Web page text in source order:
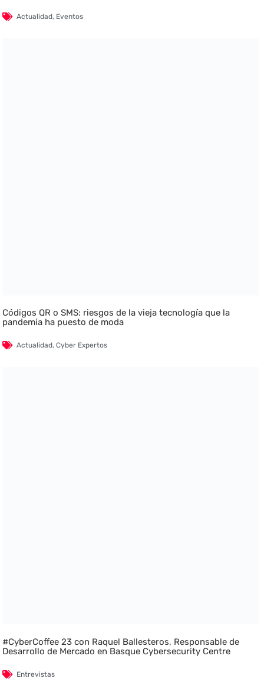
Actualidad, Eventos
Códigos QR o SMS: riesgos de la vieja tecnología que la
pandemia ha puesto de moda
Actualidad,Cyber Expertos
#CyberCoffee 23 con Raquel Ballesteros, Responsable de
Desarrollo de Mercado en Basque Cybersecurity Centre
Entrevistas